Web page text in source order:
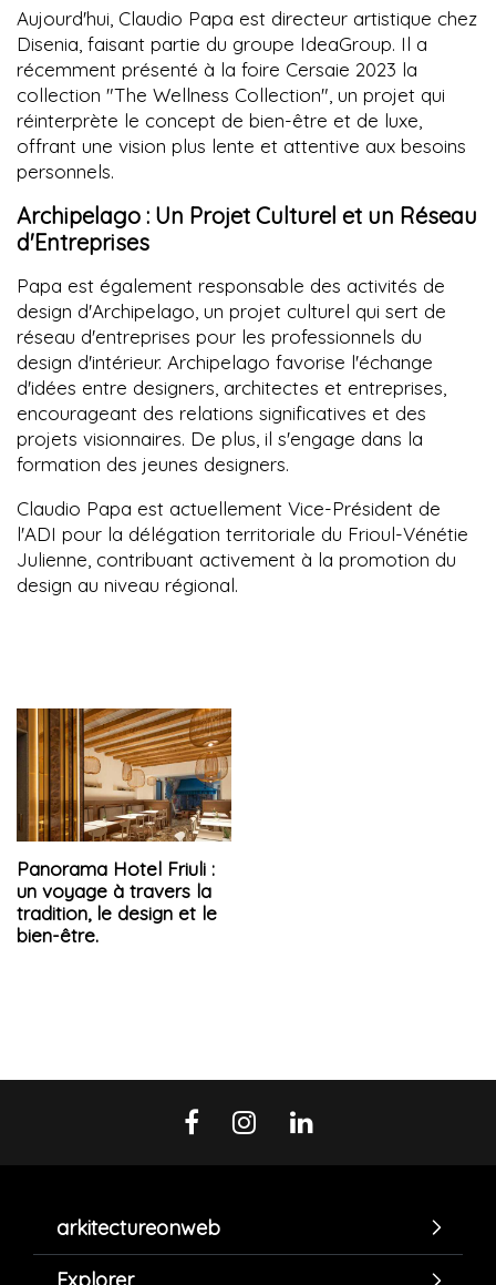
Aujourd'hui, Claudio Papa est directeur artistique chez
Disenia, faisant partie du groupe IdeaGroup. Il a
récemment présenté à la foire Cersaie 2023 la
collection "The Wellness Collection", un projet qui
réinterprète le concept de bien-être et de luxe,
offrant une vision plus lente et attentive aux besoins
personnels.
Archipelago : Un Projet Culturel et un Réseau
d'Entreprises
Papa est également responsable des activités de
design d'Archipelago, un projet culturel qui sert de
réseau d'entreprises pour les professionnels du
design d'intérieur. Archipelago favorise l'échange
d'idées entre designers, architectes et entreprises,
encourageant des relations significatives et des
projets visionnaires. De plus, il s'engage dans la
formation des jeunes designers.
Claudio Papa est actuellement Vice-Président de
l'ADI pour la délégation territoriale du Frioul-Vénétie
Julienne, contribuant activement à la promotion du
design au niveau régional.
Panorama Hotel Friuli :
un voyage à travers la
tradition, le design et le
bien-être.
arkitectureonweb